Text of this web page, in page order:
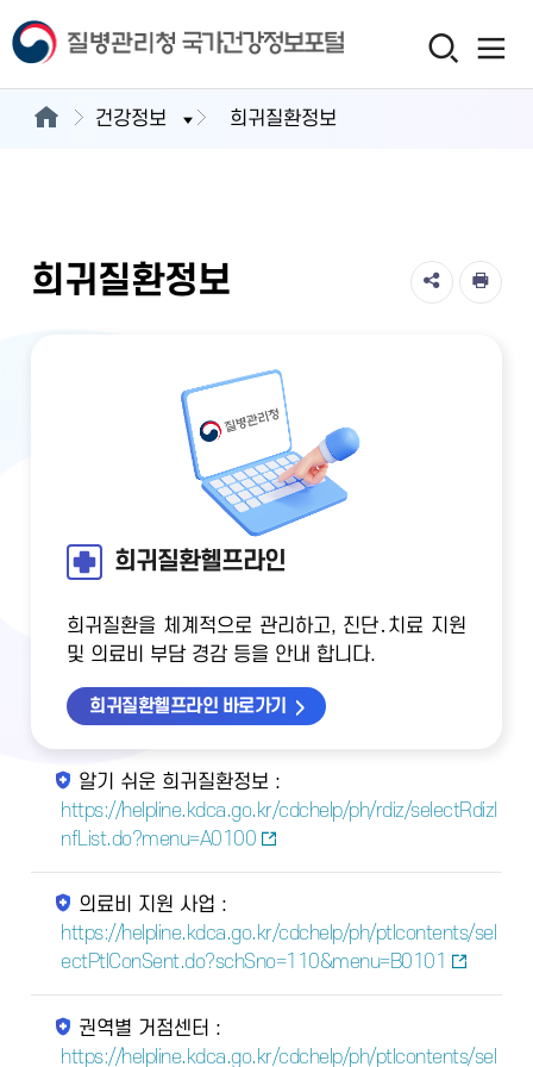
건강정보 희귀질환정보
희귀질환정보
희귀질환헬프라인
희귀질환을 체계적으로 관리하고, 진단․치료 지원
및 의료비 부담 경감 등을 안내 합니다.
희귀질환헬프라인 바로가기
알기 쉬운 희귀질환정보 :
https://helpline.kdca.go.kr/cdchelp/ph/rdiz/selectRdizI
nfList.do?menu=A0100
의료비 지원 사업 :
https://helpline.kdca.go.kr/cdchelp/ph/ptlcontents/sel
ectPtlConSent.do?schSno=110&menu=B0101
권역별 거점센터 :
https://helpline.kdca.go.kr/cdchelp/ph/ptlcontents/sel